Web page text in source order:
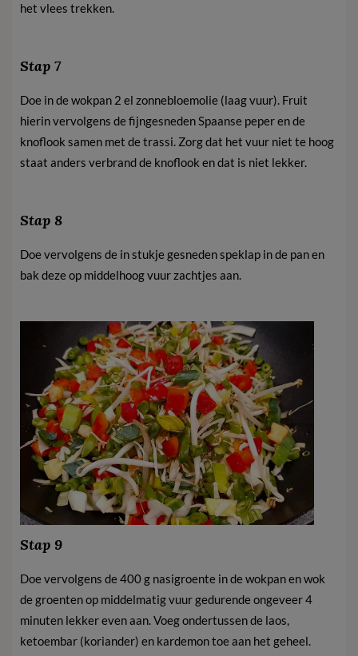
het vlees trekken.
Stap 7
Doe in de wokpan 2 el zonnebloemolie (laag vuur). Fruit
hierin vervolgens de fijngesneden Spaanse peper en de
knoflook samen met de trassi. Zorg dat het vuur niet te hoog
staat anders verbrand de knoflook en dat is niet lekker.
Stap 8
Doe vervolgens de in stukje gesneden speklap in de pan en
bak deze op middelhoog vuur zachtjes aan.
Stap 9
Doe vervolgens de 400 g nasigroente in de wokpan en wok
de groenten op middelmatig vuur gedurende ongeveer 4
minuten lekker even aan. Voeg ondertussen de laos,
ketoembar (koriander) en kardemon toe aan het geheel.